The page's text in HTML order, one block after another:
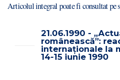
Articolul integral poate fi consultat
21.06.1990 -
românească”:
internaționale la
14-15 iunie 1990